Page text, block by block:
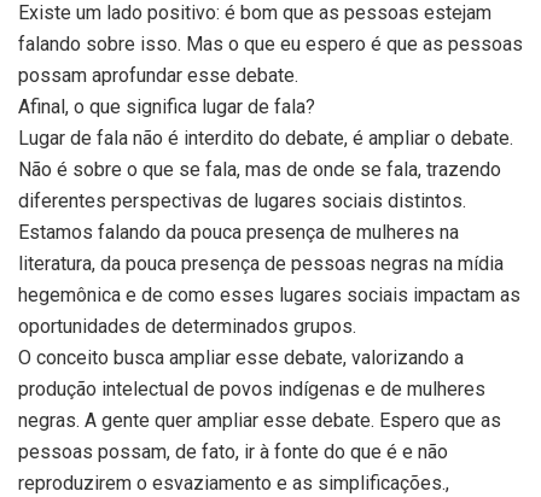
Existe um lado positivo: é bom que as pessoas estejam
falando sobre isso. Mas o que eu espero é que as pessoas
possam aprofundar esse debate.
Afinal, o que significa lugar de fala?
Lugar de fala não é interdito do debate, é ampliar o debate.
Não é sobre o que se fala, mas de onde se fala, trazendo
diferentes perspectivas de lugares sociais distintos.
Estamos falando da pouca presença de mulheres na
literatura, da pouca presença de pessoas negras na mídia
hegemônica e de como esses lugares sociais impactam as
oportunidades de determinados grupos.
O conceito busca ampliar esse debate, valorizando a
produção intelectual de povos indígenas e de mulheres
negras. A gente quer ampliar esse debate. Espero que as
pessoas possam, de fato, ir à fonte do que é e não
reproduzirem o esvaziamento e as simplificações.,